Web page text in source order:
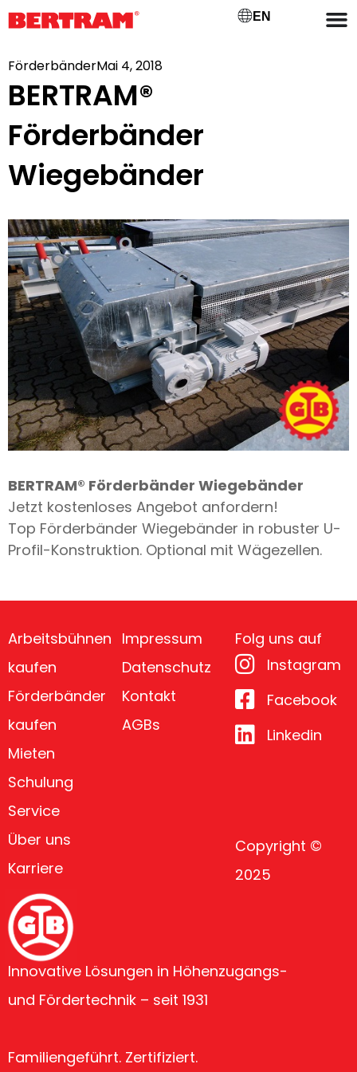
EN
FörderbänderMai 4, 2018
BERTRAM®
Förderbänder
Wiegebänder
BERTRAM® Förderbänder Wiegebänder
Jetzt kostenloses Angebot anfordern!
Top Förderbänder Wiegebänder in robuster U-
Profil-Konstruktion. Optional mit Wägezellen.
Innovative Lösungen in Höhenzugangs-
und Fördertechnik – seit 1931
Familiengeführt. Zertifiziert.
Arbeitsbühnen
kaufen
Förderbänder
kaufen
Mieten
Schulung
Service
Über uns
Karriere
Impressum
Datenschutz
Kontakt
AGBs
Folg uns auf
Instagram
Facebook
Linkedin
Copyright ©
2025